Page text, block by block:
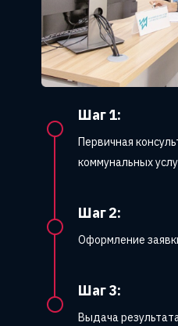
Шаг 1:
Первичная
коммунальных
Шаг 2:
Оформление
Шаг 3:
Выдача